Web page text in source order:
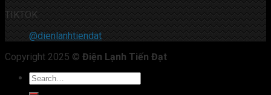
TIKTOK
@dienlanhtiendat
Copyright 2025 © Điện Lạnh Tiến Đạt